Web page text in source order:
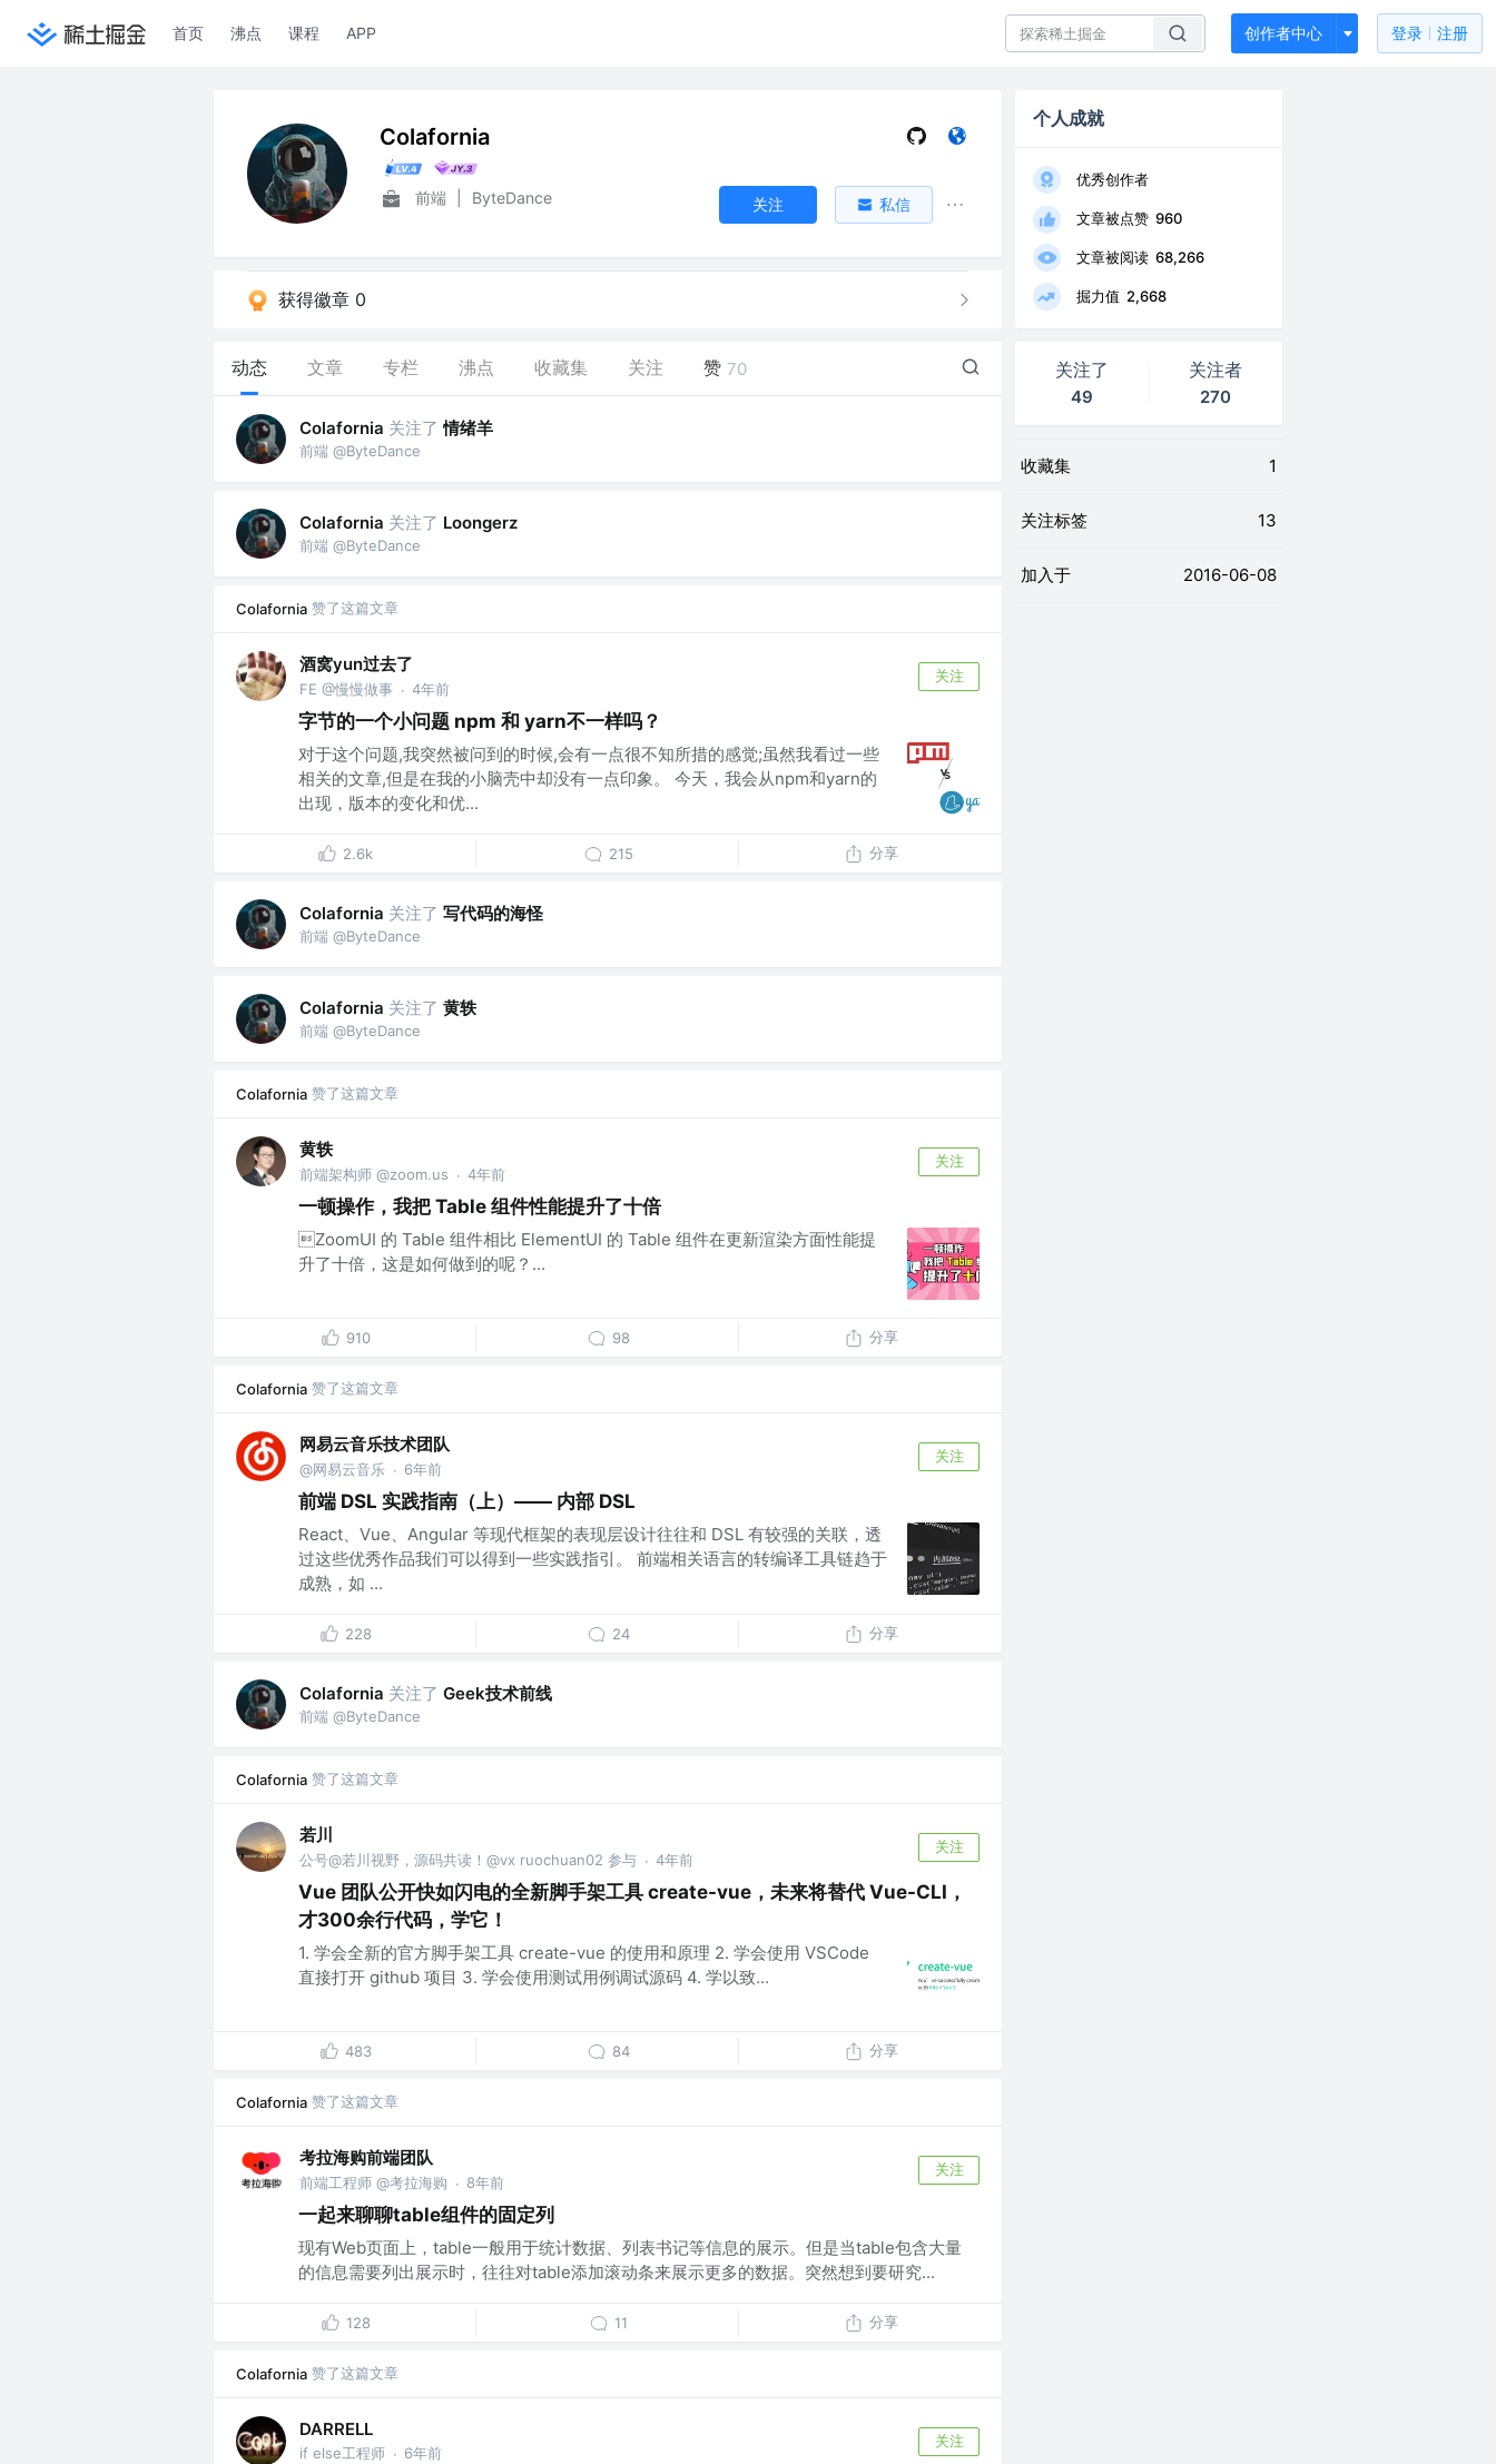
首页 沸点 课程 APP 创作者中心 登录 注册
Colafornia
前端 ByteDance 关注 私信
获得徽章 0
动态 文章 专栏 沸点 收藏集 关注 赞 70
Colafornia 关注了 情绪羊
前端 @ByteDance
Colafornia 关注了 Loongerz
前端 @ByteDance
Colafornia 赞了这篇文章
酒窝yun过去了
FE @慢慢做事 · 4年前
关注
字节的一个小问题 npm 和 yarn不一样吗？
对于这个问题,我突然被问到的时候,会有一点很不知所措的感觉;虽然我看过一些
相关的文章,但是在我的小脑壳中却没有一点印象。 今天，我会从npm和yarn的
出现，版本的变化和优...
2.6k 215 分享
Colafornia 关注了 写代码的海怪
前端 @ByteDance
Colafornia 关注了 黄轶
前端 @ByteDance
Colafornia 赞了这篇文章
黄轶
前端架构师 @zoom.us · 4年前
关注
一顿操作，我把 Table 组件性能提升了十倍
ZoomUI 的 Table 组件相比 ElementUI 的 Table 组件在更新渲染方面性能提
升了十倍，这是如何做到的呢？...
910 98 分享
Colafornia 赞了这篇文章
网易云音乐技术团队
@网易云音乐 · 6年前
关注
前端 DSL 实践指南（上）—— 内部 DSL
React、Vue、Angular 等现代框架的表现层设计往往和 DSL 有较强的关联，透
过这些优秀作品我们可以得到一些实践指引。 前端相关语言的转编译工具链趋于
成熟，如 ...
228 24 分享
Colafornia 关注了 Geek技术前线
前端 @ByteDance
Colafornia 赞了这篇文章
若川
公号@若川视野，源码共读！@vx ruochuan02 参与 · 4年前
关注
Vue 团队公开快如闪电的全新脚手架工具 create-vue，未来将替代 Vue-CLI，
才300余行代码，学它！
1. 学会全新的官方脚手架工具 create-vue 的使用和原理 2. 学会使用 VSCode
直接打开 github 项目 3. 学会使用测试用例调试源码 4. 学以致...
483 84 分享
Colafornia 赞了这篇文章
考拉海购前端团队
前端工程师 @考拉海购 · 8年前
关注
一起来聊聊table组件的固定列
现有Web页面上，table一般用于统计数据、列表书记等信息的展示。但是当table包含大量
的信息需要列出展示时，往往对table添加滚动条来展示更多的数据。突然想到要研究...
128 11 分享
Colafornia 赞了这篇文章
DARRELL
if else工程师 · 6年前
关注
个人成就
优秀创作者
文章被点赞 960
文章被阅读 68,266
掘力值 2,668
关注了
49
关注者
270
收藏集 1
关注标签 13
加入于 2016-06-08